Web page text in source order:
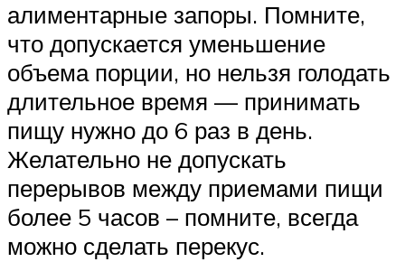
алиментарные запоры. Помните,
что допускается уменьшение
объема порции, но нельзя голодать
длительное время — принимать
пищу нужно до 6 раз в день.
Желательно не допускать
перерывов между приемами пищи
более 5 часов – помните, всегда
можно сделать перекус.